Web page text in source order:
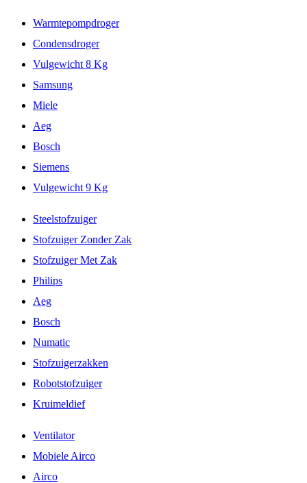
Warmtepompdroger
Condensdroger
Vulgewicht 8 Kg
Samsung
Miele
Aeg
Bosch
Siemens
Vulgewicht 9 Kg
Steelstofzuiger
Stofzuiger Zonder Zak
Stofzuiger Met Zak
Philips
Aeg
Bosch
Numatic
Stofzuigerzakken
Robotstofzuiger
Kruimeldief
Ventilator
Mobiele Airco
Airco